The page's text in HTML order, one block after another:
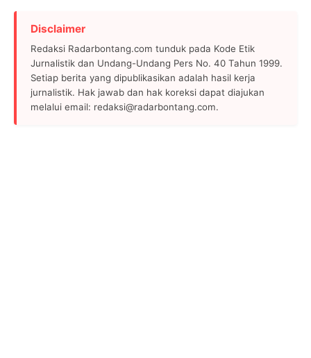
Disclaimer
Redaksi Radarbontang.com tunduk pada Kode Etik
Jurnalistik dan Undang-Undang Pers No. 40 Tahun 1999.
Setiap berita yang dipublikasikan adalah hasil kerja
jurnalistik. Hak jawab dan hak koreksi dapat diajukan
melalui email: redaksi@radarbontang.com.